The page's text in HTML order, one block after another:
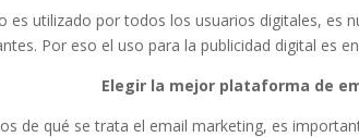
es utilizado por todos los usuarios digitales, es
Por eso el uso para la publicidad digital es
Elegir la mejor plataforma de
de qué se trata el email marketing, es